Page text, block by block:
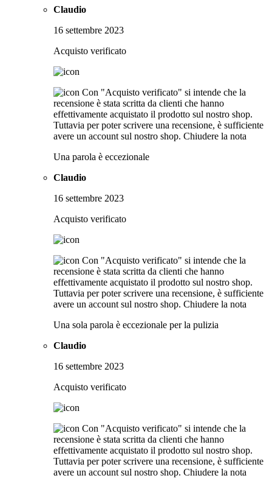
Claudio
16 settembre 2023
Acquisto verificato
Con "Acquisto verificato" si intende che la
recensione è stata scritta da clienti che hanno
effettivamente acquistato il prodotto sul nostro shop.
Tuttavia per poter scrivere una recensione, è sufficiente
avere un account sul nostro shop. Chiudere la nota
Una parola è eccezionale
Claudio
16 settembre 2023
Acquisto verificato
Con "Acquisto verificato" si intende che la
recensione è stata scritta da clienti che hanno
effettivamente acquistato il prodotto sul nostro shop.
Tuttavia per poter scrivere una recensione, è sufficiente
avere un account sul nostro shop. Chiudere la nota
Una sola parola è eccezionale per la pulizia
Claudio
16 settembre 2023
Acquisto verificato
Con "Acquisto verificato" si intende che la
recensione è stata scritta da clienti che hanno
effettivamente acquistato il prodotto sul nostro shop.
Tuttavia per poter scrivere una recensione, è sufficiente
avere un account sul nostro shop. Chiudere la nota